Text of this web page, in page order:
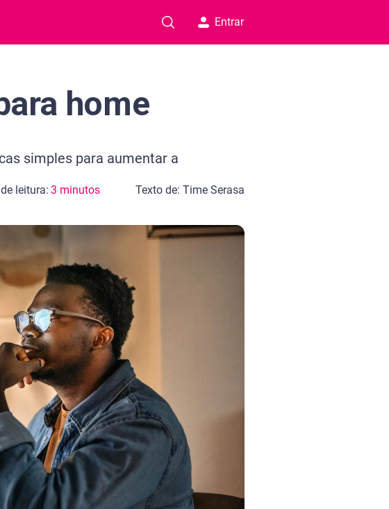
Entrar
home
simples para aumentar a
leitura: 3 minutos Texto de: Time Serasa